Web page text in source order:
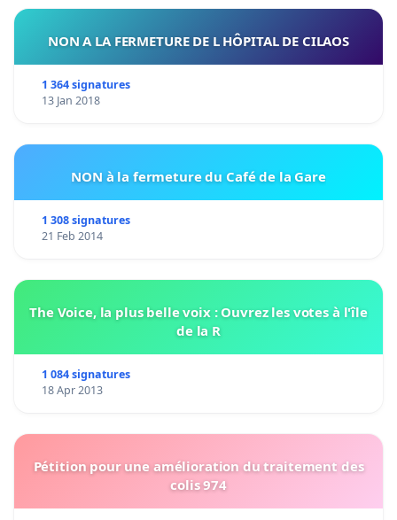
NON A LA FERMETURE DE L HÔPITAL DE CILAOS
1 364 signatures
13 Jan 2018
NON à la fermeture du Café de la Gare
1 308 signatures
21 Feb 2014
The Voice, la plus belle voix : Ouvrez les votes à l'île
de la R
1 084 signatures
18 Apr 2013
Pétition pour une amélioration du traitement des
colis 974